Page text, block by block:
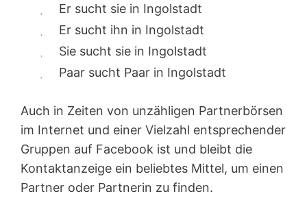
Er sucht sie in Ingolstadt
Er sucht ihn in Ingolstadt
Sie sucht sie in Ingolstadt
Paar sucht Paar in Ingolstadt
Auch in Zeiten von unzähligen Partnerbörsen
im Internet und einer Vielzahl entsprechender
Gruppen auf Facebook ist und bleibt die
Kontaktanzeige ein beliebtes Mittel, um einen
Partner oder Partnerin zu finden.